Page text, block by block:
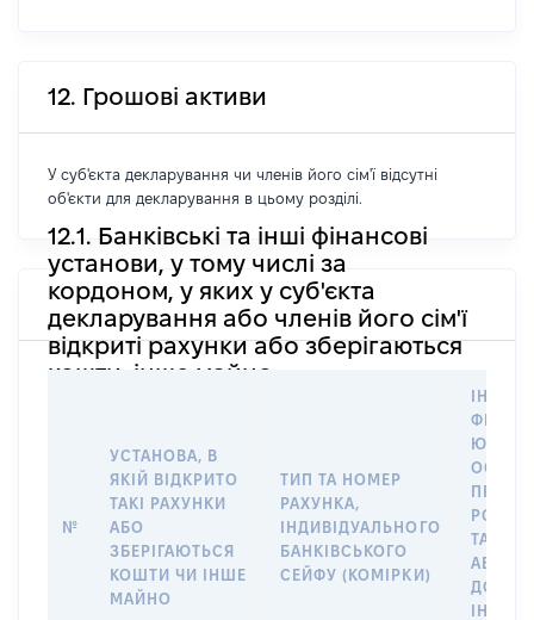
12. Грошові активи
У суб'єкта декларування чи членів його сім'ї відсутні
об'єкти для декларування в цьому розділі.
12.1. Банківські та інші фінансові
установи, у тому числі за
кордоном, у яких у суб'єкта
декларування або членів його сім'ї
відкриті рахунки або зберігаються
кошти, інше майно
№
УСТАНОВА, В
ЯКІЙ ВІДКРИТО
ТАКІ РАХУНКИ
АБО
ЗБЕРІГАЮТЬСЯ
КОШТИ ЧИ ІНШЕ
МАЙНО
ТИП ТА НОМЕР
РАХУНКА,
ІНДИВІДУАЛЬНОГО
БАНКІВСЬКОГО
СЕЙФУ (КОМІРКИ)
ПРАВО
ТАКИМ
АБО
ДО